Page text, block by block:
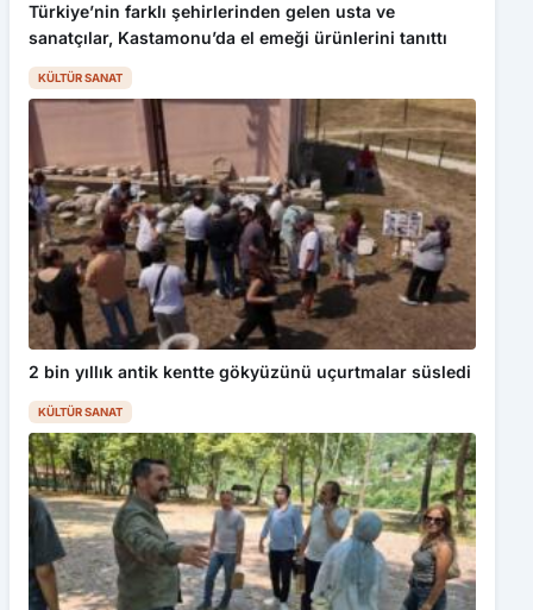
Türkiye’nin farklı şehirlerinden gelen usta ve
sanatçılar, Kastamonu’da el emeği ürünlerini tanıttı
KÜLTÜR SANAT
2 bin yıllık antik kentte gökyüzünü uçurtmalar süsledi
KÜLTÜR SANAT